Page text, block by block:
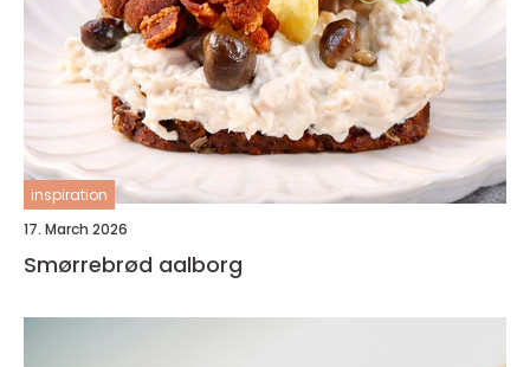
inspiration
17. March 2026
Smørrebrød aalborg